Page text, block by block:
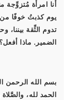
أنا امرأة مُتزوِّجة
يوم كذبتُ خوفًا
تدوم الثِّقة بيننا،
الضمير. ماذا أفعل؟
بسم الله الرحمن
الحمد لله،